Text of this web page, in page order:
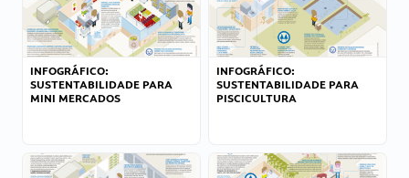
INFOGRÁFICO:
SUSTENTABILIDADE PARA
MINI MERCADOS
INFOGRÁFICO:
SUSTENTABILIDADE PARA
PISCICULTURA